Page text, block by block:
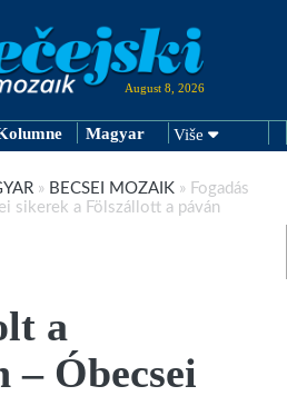
August 8, 2026
Magyar Više
» BECSEI MOZAIK » Fogadás
sikerek a Fölszállott a páván
a
– Óbecsei